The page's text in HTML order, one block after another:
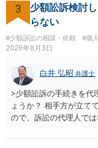
業者へ（原契約のクー
の通知書を送り、もし
争う、というやり方が
センター等で、消費者
ているなど）へ相談され
3
少額訟訴検討
らない
#少額訴訟の相談・依頼 #個
2026年8月3日
白井 弘昭 弁護士
>少額訟訴の手続きを代
ょうか？ 相手方が立て
ので、訴訟の代理人で
ている場合は、相手方